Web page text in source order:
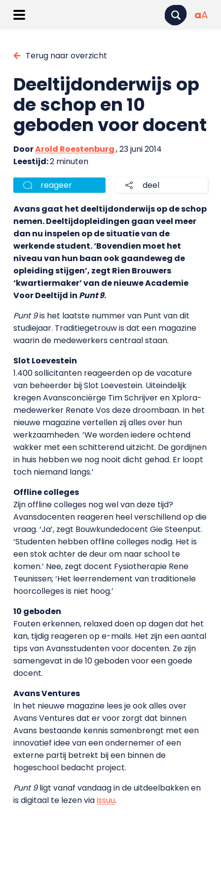
aA
Terug naar overzicht
Deeltijdonderwijs op
de schop en 10
geboden voor docent
DoorArold Roestenburg, 23 juni 2014
Leestijd:2 minuten
reageer deel
Avans gaat het deeltijdonderwijs op de schop
nemen. Deeltijdopleidingen gaan veel meer
dan nu inspelen op de situatie van de
werkende student. ‘Bovendien moet het
niveau van hun baan ook gaandeweg de
opleiding stijgen’, zegt Rien Brouwers
‘kwartiermaker’ van de nieuwe Academie
Voor Deeltijd in Punt 9.
Punt 9is het laatste nummer van Punt van dit
studiejaar. Traditiegetrouw is dat een magazine
waarin de medewerkers centraal staan.
Slot Loevestein
1.400 sollicitanten reageerden op de vacature
van beheerder bij Slot Loevestein. Uiteindelijk
kregen Avansconciërge Tim Schrijver en Xplora-
medewerker Renate Vos deze droombaan. In het
nieuwe magazine vertellen zij alles over hun
werkzaamheden. ‘We worden iedere ochtend
wakker met een schitterend uitzicht. De gordijnen
in huis hebben we nog nooit dicht gehad. Er loopt
toch niemand langs.’
Offline colleges
Zijn offline colleges nog wel van deze tijd?
Avansdocenten reageren heel verschillend op die
vraag. ‘Ja’, zegt Bouwkundedocent Gie Steenput.
‘Studenten hebben offline colleges nodig. Het is
een stok achter de deur om naar school te
komen.’ Nee, zegt docent Fysiotherapie Rene
Teunissen; ‘Het leerrendement van traditionele
hoorcolleges is niet hoog.’
10 geboden
Fouten erkennen, relaxed doen op dagen dat het
kan, tijdig reageren op e-mails. Het zijn een aantal
tips van Avansstudenten voor docenten. Ze zijn
samengevat in de 10 geboden voor een goede
docent.
Avans Ventures
In het nieuwe magazine lees je ook alles over
Avans Ventures dat er voor zorgt dat binnen
Avans bestaande kennis samenbrengt met een
innovatief idee van een ondernemer of een
externe partij betrekt bij een binnen de
hogeschool bedacht project.
Punt 9ligt vanaf vandaag in de uitdeelbakken en
is digitaal te lezen viaissuu.